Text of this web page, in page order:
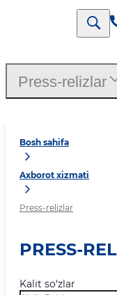
Bosh sahifa
Axborot xizmati
Press-relizlar
PRESS-
Kalit so‘zlar
Press-relizlar